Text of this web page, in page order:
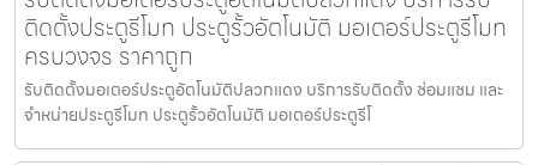
ติดตั้งประตูรีโมท ประตูรั้วอัตโนมัติ มอเตอร์ประตูรีโมท
ครบวงจร ราคาถูก
รับติดตั้งมอเตอร์ประตูอัตโนมัติปลวกแดง บริการรับติดตั้ง ซ่อมแซม และ
จำหน่ายประตูรีโมท ประตูรั้วอัตโนมัติ มอเตอร์ประตูรีโ